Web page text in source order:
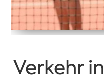
Verkehr